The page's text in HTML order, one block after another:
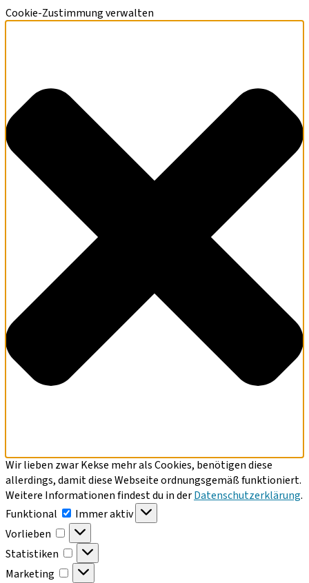
Cookie-Zustimmung verwalten
Wir lieben zwar Kekse mehr als Cookies, benötigen diese
allerdings, damit diese Webseite ordnungsgemäß funktioniert.
Weitere Informationen findest du in derDatenschutzerklärung.
Funktional
Funktional
Immer aktiv
Vorlieben
Vorlieben
Statistiken
Statistiken
Marketing
Marketing